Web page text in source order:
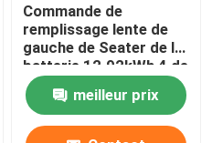
Commande de
remplissage lente de
gauche de Seater de la
batterie 12.92kWh 4 de
Changan Lumin EV
meilleur prix